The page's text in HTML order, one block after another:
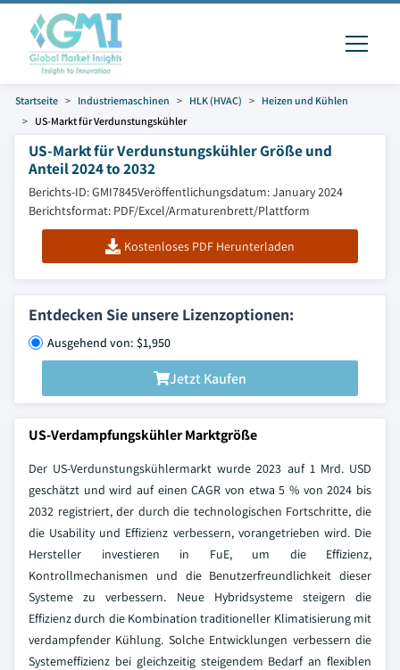
Startseite Industriemaschinen HLK (HVAC)
Heizen und Kühlen
US-Markt für Verdunstungskühler
US-Markt für Verdunstungskühler Größe und
Anteil 2024 to 2032
Berichts-ID: GMI7845Veröffentlichungsdatum: January 2024
Berichtsformat: PDF/Excel/Armaturenbrett/Plattform
Kostenloses PDF Herunterladen
Entdecken Sie unsere Lizenzoptionen:
Ausgehend von: $1,950
Jetzt Kaufen
US-Verdampfungskühler Marktgröße
Der US-Verdunstungskühlermarkt wurde 2023 auf 1 Mrd. USD
geschätzt und wird auf einen CAGR von etwa 5 % von 2024 bis
2032 registriert, der durch die technologischen Fortschritte, die
die Usability und Effizienz verbessern, vorangetrieben wird. Die
Hersteller investieren in FuE, um die Effizienz,
Kontrollmechanismen und die Benutzerfreundlichkeit dieser
Systeme zu verbessern. Neue Hybridsysteme steigern die
Effizienz durch die Kombination traditioneller Klimatisierung mit
verdampfender Kühlung. Solche Entwicklungen verbessern die
Systemeffizienz bei gleichzeitig steigendem Bedarf an flexiblen